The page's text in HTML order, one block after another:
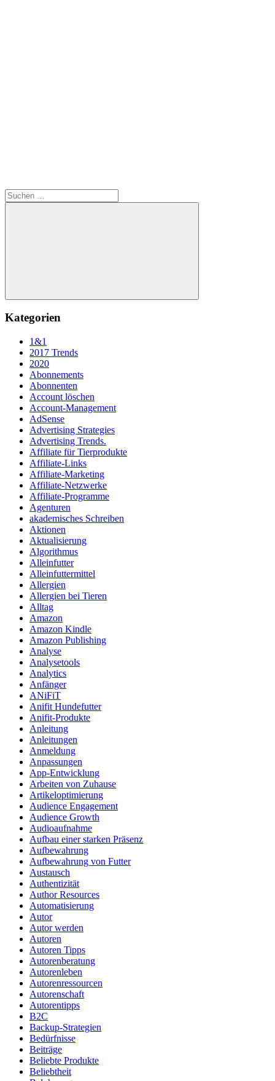
Suchen
nach:
Suchen
Kategorien
1&1
2017 Trends
2020
Abonnements
Abonnenten
Account löschen
Account-Management
AdSense
Advertising Strategies
Advertising Trends.
Affiliate für Tierprodukte
Affiliate-Links
Affiliate-Marketing
Affiliate-Netzwerke
Affiliate-Programme
Agenturen
akademisches Schreiben
Aktionen
Aktualisierung
Algorithmus
Alleinfutter
Alleinfuttermittel
Allergien
Allergien bei Tieren
Alltag
Amazon
Amazon Kindle
Amazon Publishing
Analyse
Analysetools
Analytics
Anfänger
ANiFiT
Anifit Hundefutter
Anifit-Produkte
Anleitung
Anleitungen
Anmeldung
Anpassungen
App-Entwicklung
Arbeiten von Zuhause
Artikeloptimierung
Audience Engagement
Audience Growth
Audioaufnahme
Aufbau einer starken Präsenz
Aufbewahrung
Aufbewahrung von Futter
Austausch
Authentizität
Author Resources
Automatisierung
Autor
Autor werden
Autoren
Autoren Tipps
Autorenberatung
Autorenleben
Autorenressourcen
Autorenschaft
Autorentipps
B2C
Backup-Strategien
Bedürfnisse
Beiträge
Beliebte Produkte
Beliebtheit